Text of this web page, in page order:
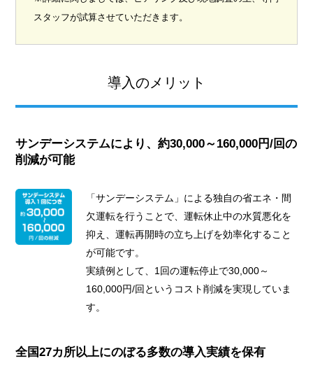
スタッフが試算させていただきます。
導入のメリット
サンデーシステムにより、約30,000～160,000円/回の
削減が可能
「サンデーシステム」による独自の省エネ・間
欠運転を行うことで、運転休止中の水質悪化を
抑え、運転再開時の立ち上げを効率化すること
が可能です。
実績例として、1回の運転停止で30,000～
160,000円/回というコスト削減を実現していま
す。
全国27カ所以上にのぼる多数の導入実績を保有